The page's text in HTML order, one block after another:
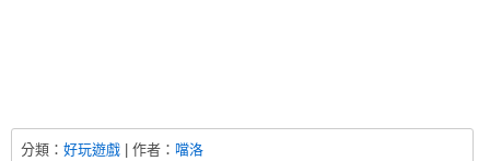
分類： 好玩遊戲 | 作者： 噹洛